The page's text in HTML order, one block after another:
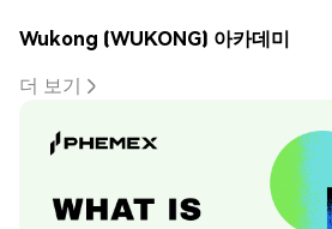
Wukong (WUKONG) 아카데미
더 보기